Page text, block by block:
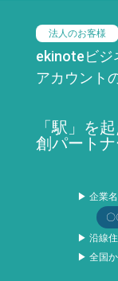
法人のお客様
ekinoteビジ
アカウント
「駅」を
創パート
▶ 企業
〇
▶ 沿線
▶ 全国